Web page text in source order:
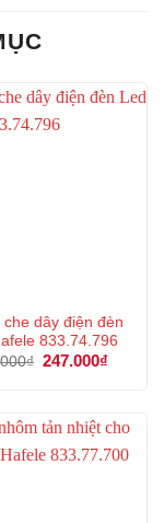
che dây điện đèn
833.74.796
₫ Giá
247.000₫